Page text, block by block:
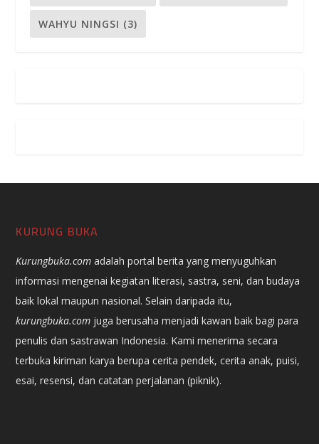
WAHYU NINGSI (3)
KURUNG BUKA
Kurungbuka.com adalah portal berita yang menyuguhkan
informasi mengenai kegiatan literasi, sastra, seni, dan budaya
baik lokal maupun nasional. Selain daripada itu,
kurungbuka.com juga berusaha menjadi kawan baik bagi para
penulis dan sastrawan Indonesia. Kami menerima secara
terbuka kiriman karya berupa cerita pendek, cerita anak, puisi,
esai, resensi, dan catatan perjalanan (piknik).